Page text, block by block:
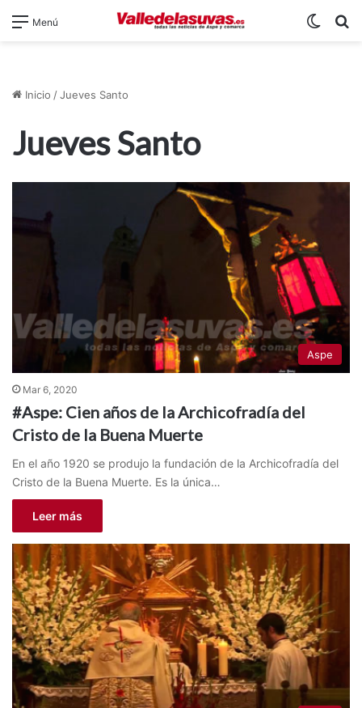
Menú
Inicio /Jueves Santo
Jueves Santo
Aspe
Mar 6, 2020
#Aspe: Cien años de la Archicofradía del
Cristo de la Buena Muerte
En el año 1920 se produjo la fundación de la Archicofradía del
Cristo de la Buena Muerte. Es la única…
Leer más